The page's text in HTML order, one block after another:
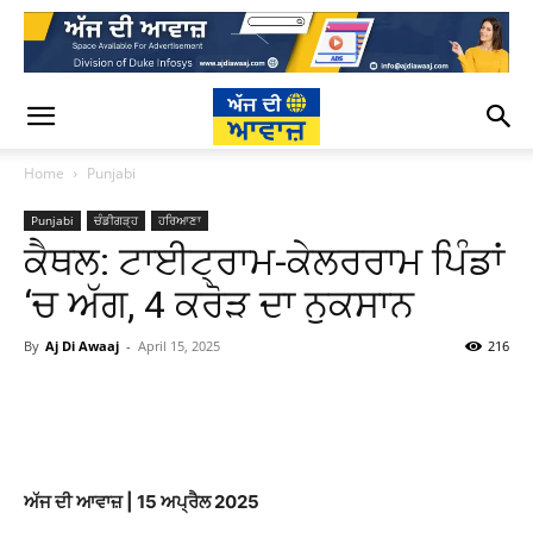
Home Punjabi
Punjabi ਚੰਡੀਗੜ੍ਹ ਹਰਿਆਣਾ
ਕੈਥਲ: ਟਾਈਟ੍ਰਾਮ-ਕੇਲਰਰਾਮ ਪਿੰਡਾਂ
‘ਚ ਅੱਗ, 4 ਕਰੋੜ ਦਾ ਨੁਕਸਾਨ
By Aj Di Awaaj - April 15, 2025 216
ਅੱਜ ਦੀ ਆਵਾਜ਼ | 15 ਅਪ੍ਰੈਲ 2025